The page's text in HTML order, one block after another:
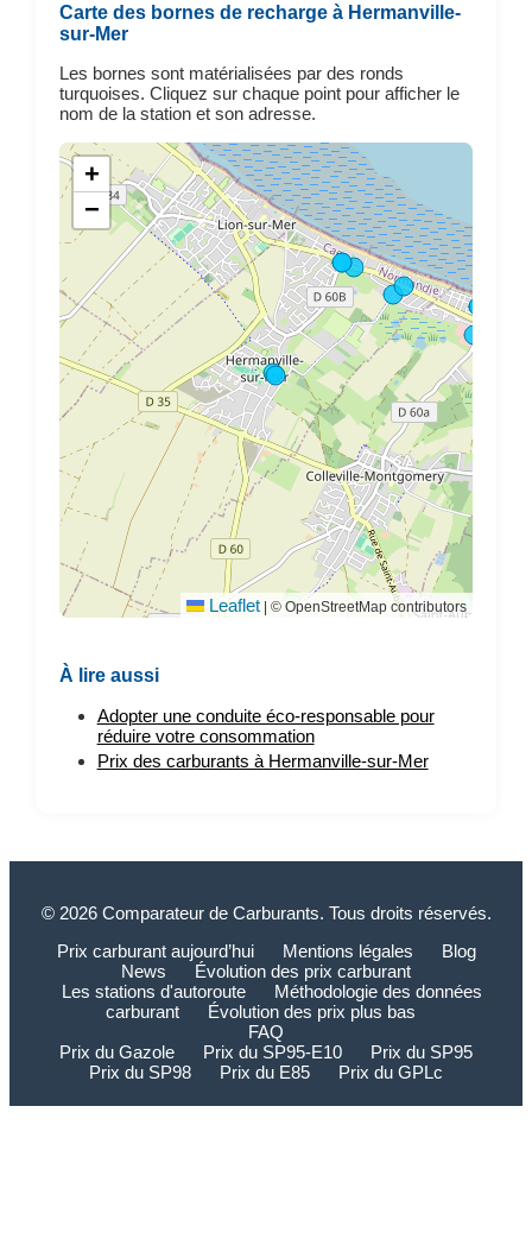
Carte des bornes de recharge à Hermanville-
sur-Mer
Les bornes sont matérialisées par des ronds
turquoises. Cliquez sur chaque point pour afficher le
nom de la station et son adresse.
+
−
Leaflet | © OpenStreetMap contributors
À lire aussi
Adopter une conduite éco-responsable pour
réduire votre consommation
Prix des carburants à Hermanville-sur-Mer
© 2026 Comparateur de Carburants. Tous droits réservés.
Prix carburant aujourd’hui
Mentions légales
Blog
News
Évolution des prix carburant
Les stations d'autoroute
Méthodologie des données
carburant
Évolution des prix plus bas
FAQ
Prix du Gazole
Prix du SP95-E10
Prix du SP95
Prix du SP98
Prix du E85 Prix du GPLc